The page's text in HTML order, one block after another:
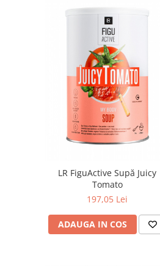
LR FiguActive Supă Juicy
Tomato
197,05 Lei
ADAUGA IN COS